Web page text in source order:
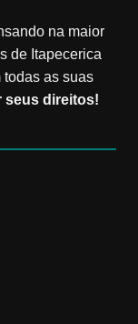
na maior
de Itapecerica
todas as suas
seus direitos!